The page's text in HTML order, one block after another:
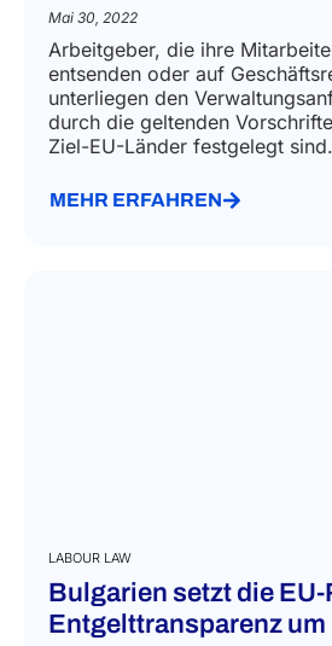
Mai 30, 2022
Arbeitgeber, die ihre
entsenden oder auf
unterliegen den
durch die geltenden
Ziel-EU-Länder festgelegt
MEHR ERFAHREN
LABOUR LAW
Bulgarien setzt die
Entgelttransparenz um